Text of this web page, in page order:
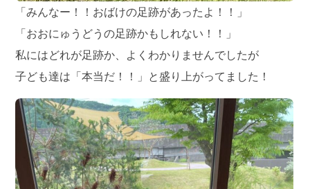
「みんなー！！おばけの足跡があったよ！！」
「おおにゅうどうの足跡かもしれない！！」
私にはどれが足跡か、よくわかりませんでしたが
子ども達は「本当だ！！」と盛り上がってました！